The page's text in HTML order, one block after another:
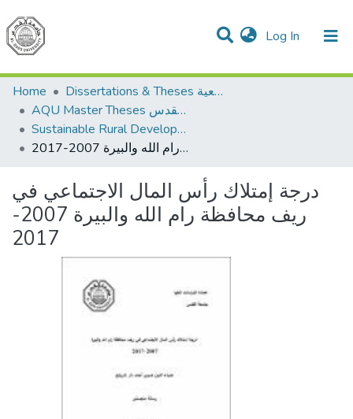
Log In (current)
Communities & Collections
All of DSpace
Home
Dissertations & Theses الرسائل الجامعية
AQU Master Theses الرسائل الجامعية الخاصة بجامعة القدس
Sustainable Rural Development التنمية الريفية المستدامة
درجة إمتلاك رأس المال الاجتماعي في ريف محافظة رام الله والبيرة 2007-2017
درجة إمتلاك رأس المال الاجتماعي في
ريف محافظة رام الله والبيرة 2007-
2017